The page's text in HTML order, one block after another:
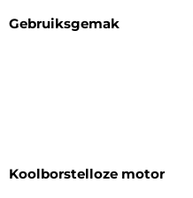
Gebruiksgemak
Koolborstelloze motor